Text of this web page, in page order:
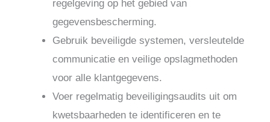
regelgeving op het gebied van
gegevensbescherming.
Gebruik beveiligde systemen, versleutelde
communicatie en veilige opslagmethoden
voor alle klantgegevens.
Voer regelmatig beveiligingsaudits uit om
kwetsbaarheden te identificeren en te